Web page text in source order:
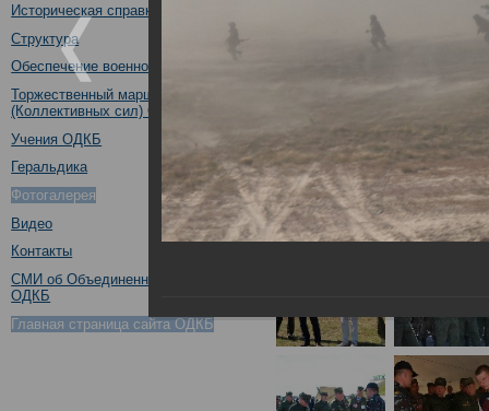
Историческая справка
Структура
Обеспечение военной безопасности
Торжественный марш Войск
(Коллективных сил) ОДКБ
Учения ОДКБ
Геральдика
Фотогалерея
Видео
Контакты
СМИ об Объединенном штабе
ОДКБ
Главная страница сайта ОДКБ